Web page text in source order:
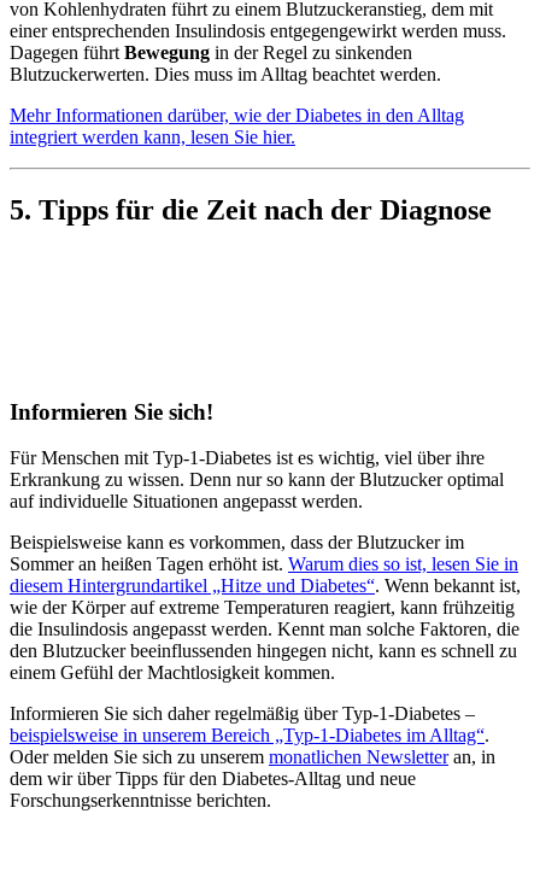
von Kohlenhydraten führt zu einem Blutzuckeranstieg, dem mit
einer entsprechenden Insulindosis entgegengewirkt werden muss.
Dagegen führt Bewegung in der Regel zu sinkenden
Blutzuckerwerten. Dies muss im Alltag beachtet werden.
Mehr Informationen darüber, wie der Diabetes in den Alltag
integriert werden kann, lesen Sie hier.
5. Tipps für die Zeit nach der Diagnose
Informieren Sie sich!
Für Menschen mit Typ-1-Diabetes ist es wichtig, viel über ihre
Erkrankung zu wissen. Denn nur so kann der Blutzucker optimal
auf individuelle Situationen angepasst werden.
Beispielsweise kann es vorkommen, dass der Blutzucker im
Sommer an heißen Tagen erhöht ist. Warum dies so ist, lesen Sie in
diesem Hintergrundartikel „Hitze und Diabetes“. Wenn bekannt ist,
wie der Körper auf extreme Temperaturen reagiert, kann frühzeitig
die Insulindosis angepasst werden. Kennt man solche Faktoren, die
den Blutzucker beeinflussenden hingegen nicht, kann es schnell zu
einem Gefühl der Machtlosigkeit kommen.
Informieren Sie sich daher regelmäßig über Typ-1-Diabetes –
beispielsweise in unserem Bereich „Typ-1-Diabetes im Alltag“.
Oder melden Sie sich zu unserem monatlichen Newsletteran, in
dem wir über Tipps für den Diabetes-Alltag und neue
Forschungserkenntnisse berichten.